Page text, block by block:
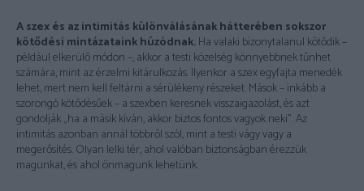
A szex és az intimitás különválásának hátterében sokszor
kötődési mintázataink húzódnak.Ha valaki bizonytalanul kötődik –
például elkerülő módon –, akkor a testi közelség könnyebbnek tűnhet
számára, mint az érzelmi kitárulkozás. Ilyenkor a szex egyfajta menedék
lehet, mert nem kell feltárni a sérülékeny részeket. Mások – inkább a
szorongó kötődésűek – a szexben keresnek visszaigazolást, és azt
gondolják „ha a másik kíván, akkor biztos fontos vagyok neki”. Az
intimitás azonban annál többről szól, mint a testi vágy vagy a
megerősítés. Olyan lelki tér, ahol valóban biztonságban érezzük
magunkat, és ahol önmagunk lehetünk.